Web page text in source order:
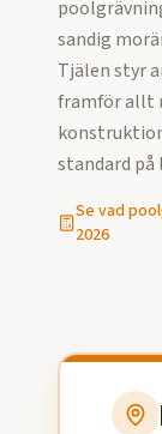
sandig
Tjälen styr
framför allt
standard på
Se vad
2026